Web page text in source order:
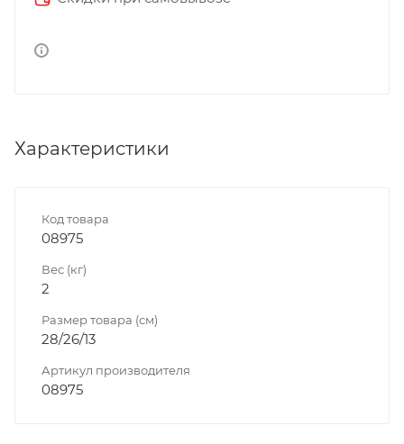
Характеристики
Код товара
08975
Вес (кг)
2
Размер товара (см)
28/26/13
Артикул производителя
08975